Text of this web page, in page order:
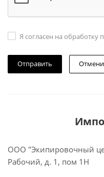
Я согласен на обработку
ООО "Экипировочный
Рабочий, д. 1, пом 1Н